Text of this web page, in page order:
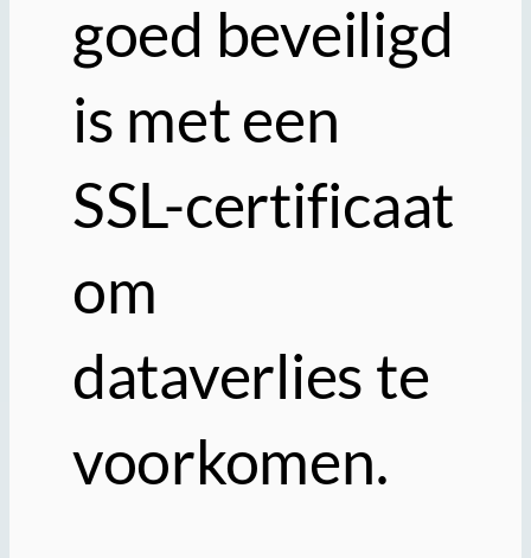
goed beveiligd
is met een
SSL-certificaat
om
dataverlies te
voorkomen.